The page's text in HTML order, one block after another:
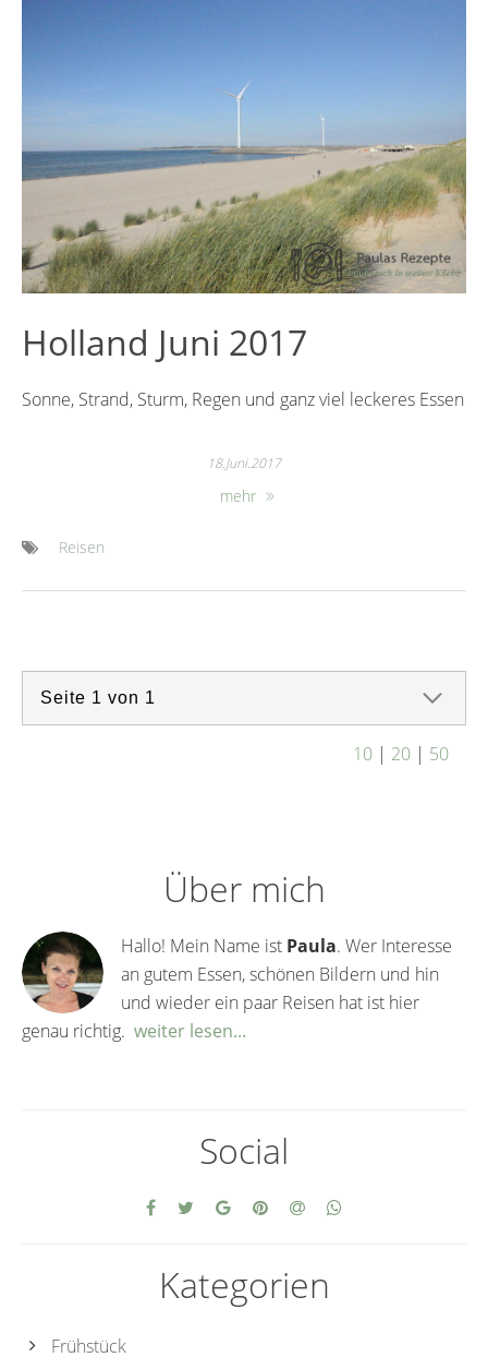
Holland Juni 2017
Sonne, Strand, Sturm, Regen und ganz viel leckeres Essen
18.Juni.2017
mehr
Reisen
10 | 20 | 50
Über mich
Hallo! Mein Name ist Paula. Wer Interesse
an gutem Essen, schönen Bildern und hin
und wieder ein paar Reisen hat ist hier
genau richtig. weiter lesen...
Social
Kategorien
Frühstück